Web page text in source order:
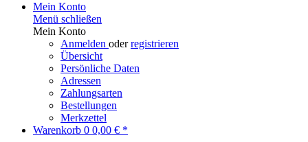
Mein Konto
Menü schließen
Mein Konto
Anmelden oderregistrieren
Übersicht
Persönliche Daten
Adressen
Zahlungsarten
Bestellungen
Merkzettel
Warenkorb 0 0,00 € *